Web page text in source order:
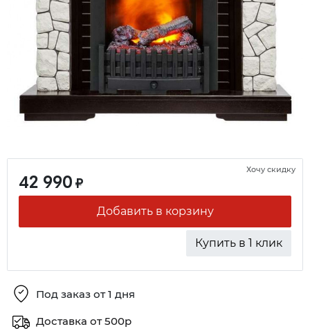
42 990 ₽
Добавить в корзину
Купить в 1 клик
Хочу скидку
Под заказ от 1 дня
Доставка от 500р